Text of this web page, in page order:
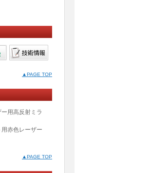
▲PAGE TOP
用高反射ミラ
赤色レーザー
▲PAGE TOP